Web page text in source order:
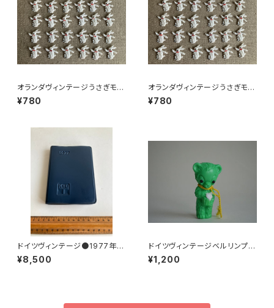
オランダヴィンテージうさぎモチ
ーフプラパーツ30個セットc9
¥780
オランダヴィンテージうさぎモチ
ーフプラパーツ30個セットNo7
0
¥780
ドイツヴィンテージ●1977年ポ
ケットカレンダーKDT手帳未使
用DDR
¥8,500
ドイツヴィンテージベルリンプラ
ベア緑112
¥1,200